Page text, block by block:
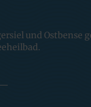
und Ostbense